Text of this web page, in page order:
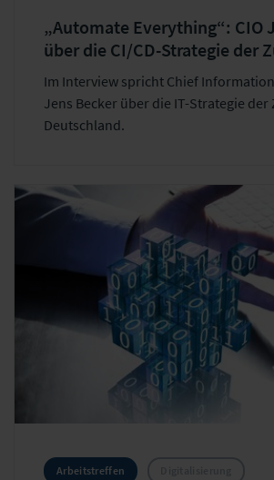
„Automate Everything“: CIO
über die CI/CD-Strategie der
Im Interview spricht Chief
Jens Becker über die IT-Strategie
Deutschland.
Arbeitstreffen